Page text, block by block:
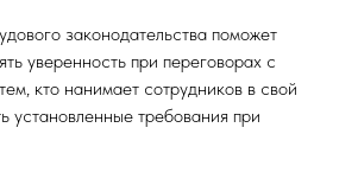
законодательства поможет
уверенность при переговорах с
кто нанимает сотрудников в свой
установленные требования при